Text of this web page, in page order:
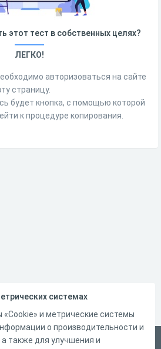
этот тест в собственных целях?
ЛЕГКО!
авторизоваться на сайте
страницу.
будет кнопка, с помощью которой
к процедуре копирования.
системах
и метрические системы
о производительности и
также для улучшения и